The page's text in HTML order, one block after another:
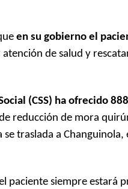
en su gobierno el
de salud y
(CSS) ha ofrecido
reducción de mora
traslada a Changuinola,
paciente siempre